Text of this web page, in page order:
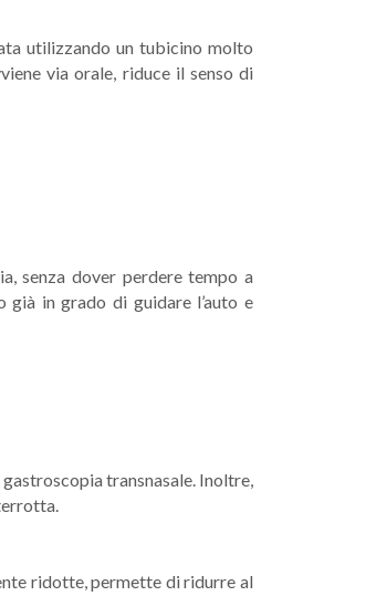
utilizzando un tubicino molto
via orale, riduce il senso di
senza dover perdere tempo a
in grado di guidare l’auto e
transnasale. Inoltre,
ridotte, permette di ridurre al